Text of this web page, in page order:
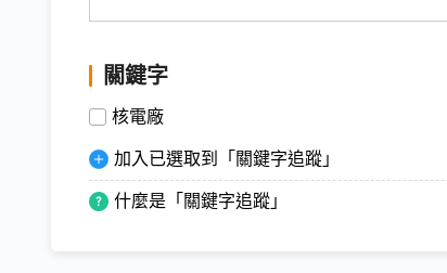
關鍵字
核電廠
加入已選取到「關鍵字追蹤」
什麼是「關鍵字追蹤」